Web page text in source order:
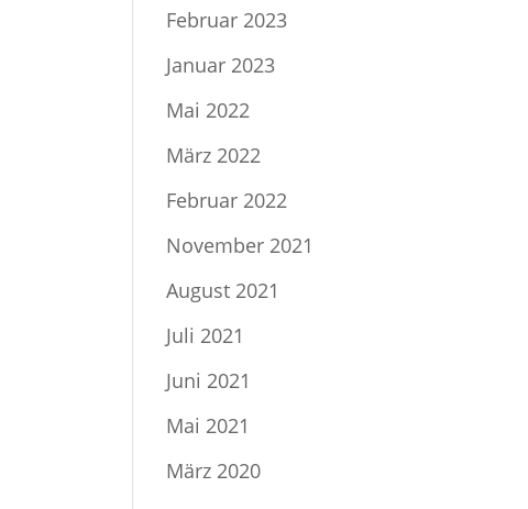
Februar 2023
Januar 2023
Mai 2022
März 2022
Februar 2022
November 2021
August 2021
Juli 2021
Juni 2021
Mai 2021
März 2020